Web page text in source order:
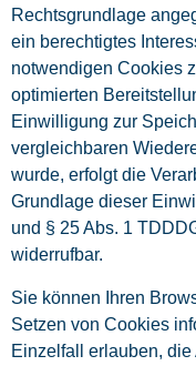
Rechtsgrundlage
ein berechtigtes
notwendigen Cookies
optimierten
Einwilligung zur
vergleichbaren
wurde, erfolgt die
Grundlage dieser
und § 25 Abs. 1
widerrufbar.
Sie können Ihren
Setzen von Cookies
Einzelfall erlauben,